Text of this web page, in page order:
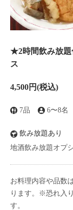
★2時間飲み放題
ス
4,500円(税込)
7品 6〜8名
飲み放題あり
地酒飲み放題オプ
お料理内容や品数
ります。※恐れ入
す。